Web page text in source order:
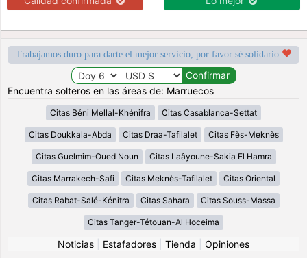
Trabajamos duro para darte el mejor servicio, por favor sé solidario
Encuentra solteros en las áreas de: Marruecos
Citas Béni Mellal-Khénifra Citas Casablanca-Settat
Citas Doukkala-Abda Citas Draa-Tafilalet Citas Fès-Meknès
Citas Guelmim-Oued Noun Citas Laâyoune-Sakia El Hamra
Citas Marrakech-Safi Citas Meknès-Tafilalet Citas Oriental
Citas Rabat-Salé-Kénitra Citas Sahara Citas Souss-Massa
Citas Tanger-Tétouan-Al Hoceima
Noticias Estafadores Tienda
Opiniones